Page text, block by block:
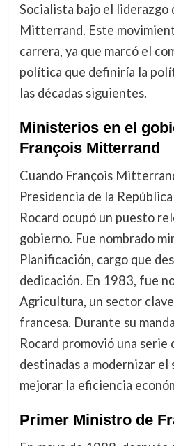
Socialista bajo el liderazgo
Mitterrand. Este
carrera, ya que marcó el
política que definiría la
las décadas siguientes.
Ministerios en el
François Mitterrand
Cuando François
Presidencia de la
Rocard ocupó un puesto
gobierno. Fue nombrado
Planificación, cargo que
dedicación. En 1983, fue
Agricultura, un sector
francesa. Durante su
Rocard promovió una serie
destinadas a modernizar el
mejorar la eficiencia
Primer Ministro de